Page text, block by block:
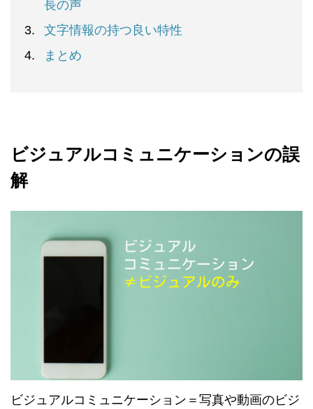
長の声
文字情報の持つ良い特性
まとめ
ビジュアルコミュニケーションの誤
解
ビジュアルコミュニケーション＝写真や動画のビジ